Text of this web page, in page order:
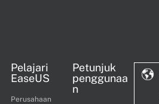
Pelajari
EaseUS
Perusahaan
Petunjuk
penggunaa
n